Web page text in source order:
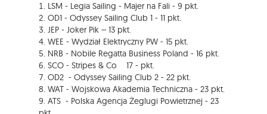
LSM - Legia Sailing - Majer na Fali - 9 pkt.
OD1 - Odyssey Sailing Club 1 - 11 pkt.
JEP - Joker Pik – 13 pkt.
WEE - Wydział Elektryczny PW - 15 pkt.
NRB - Nobile Regatta Business Poland - 16 pkt.
SCO - Stripes & Co 17 - pkt.
OD2 - Odyssey Sailing Club 2 - 22 pkt.
WAT - Wojskowa Akademia Techniczna - 23 pkt.
ATS - Polska Agencja Żeglugi Powietrznej - 23